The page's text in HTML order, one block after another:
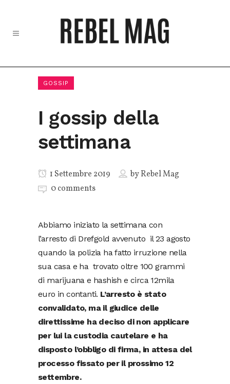
GOSSIP
I gossip della
settimana
1 Settembre 2019 byRebel Mag
0 comments
Abbiamo iniziato la settimana con
l’arresto di Drefgold avvenuto il 23 agosto
quando la polizia ha fatto irruzione nella
sua casa e ha trovato oltre 100 grammi
di marijuana e hashish e circa 12mila
euro in contanti. L’arresto è stato
convalidato, ma il giudice delle
direttissime ha deciso di non applicare
per lui la custodia cautelare e ha
disposto l’obbligo di firma, in attesa del
processo fissato per il prossimo 12
settembre.